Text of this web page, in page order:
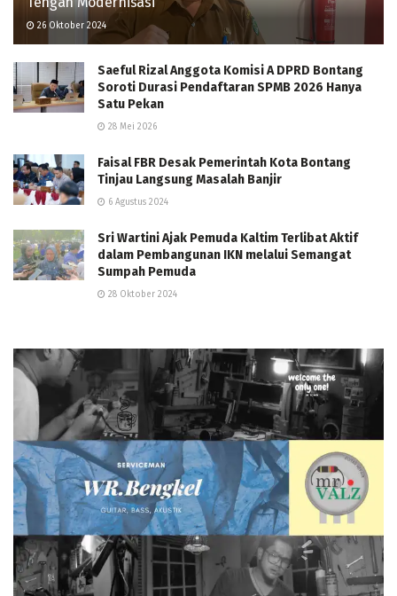
26 Oktober 2024
Saeful Rizal Anggota Komisi A DPRD Bontang
Soroti Durasi Pendaftaran SPMB 2026 Hanya
Satu Pekan
28 Mei 2026
Faisal FBR Desak Pemerintah Kota Bontang
Tinjau Langsung Masalah Banjir
6 Agustus 2024
Sri Wartini Ajak Pemuda Kaltim Terlibat Aktif
dalam Pembangunan IKN melalui Semangat
Sumpah Pemuda
28 Oktober 2024